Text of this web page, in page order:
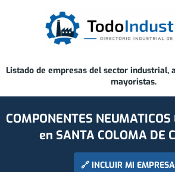
Listado de empresas del sector industrial,
mayoristas.
COMPONENTES
en SANTA COLOMA DE
🔗 INCLUIR MI